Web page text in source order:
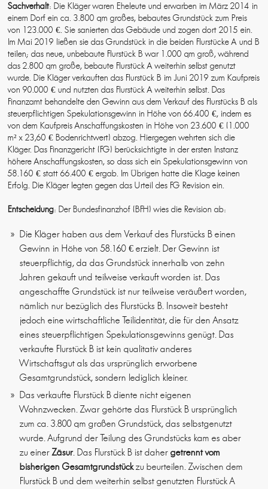
Sachverhalt: Die Kläger waren Eheleute und erwarben im März 2014 in
einem Dorf ein ca. 3.800 qm großes, bebautes Grundstück zum Preis
von 123.000 €. Sie sanierten das Gebäude und zogen dort 2015 ein.
Im Mai 2019 ließen sie das Grundstück in die beiden Flurstücke A und B
teilen; das neue, unbebaute Flurstück B war 1.000 qm groß, während
das 2.800 qm große, bebaute Flurstück A weiterhin selbst genutzt
wurde. Die Kläger verkauften das Flurstück B im Juni 2019 zum Kaufpreis
von 90.000 € und nutzten das Flurstück A weiterhin selbst. Das
Finanzamt behandelte den Gewinn aus dem Verkauf des Flurstücks B als
steuerpflichtigen Spekulationsgewinn in Höhe von 66.400 €, indem es
von dem Kaufpreis Anschaffungskosten in Höhe von 23.600 € (1.000
m² x 23,60 € Bodenrichtwert) abzog. Hiergegen wehrten sich die
Kläger. Das Finanzgericht (FG) berücksichtigte in der ersten Instanz
höhere Anschaffungskosten, so dass sich ein Spekulationsgewinn von
58.160 € statt 66.400 € ergab. Im Übrigen hatte die Klage keinen
Erfolg. Die Kläger legten gegen das Urteil des FG Revision ein.
Entscheidung: Der Bundesfinanzhof (BFH) wies die Revision ab:
Die Kläger haben aus dem Verkauf des Flurstücks B einen
Gewinn in Höhe von 58.160 € erzielt. Der Gewinn ist
steuerpflichtig, da das Grundstück innerhalb von zehn
Jahren gekauft und teilweise verkauft worden ist. Das
angeschaffte Grundstück ist nur teilweise veräußert worden,
nämlich nur bezüglich des Flurstücks B. Insoweit besteht
jedoch eine wirtschaftliche Teilidentität, die für den Ansatz
eines steuerpflichtigen Spekulationsgewinns genügt. Das
verkaufte Flurstück B ist kein qualitativ anderes
Wirtschaftsgut als das ursprünglich erworbene
Gesamtgrundstück, sondern lediglich kleiner.
Das verkaufte Flurstück B diente nicht eigenen
Wohnzwecken. Zwar gehörte das Flurstück B ursprünglich
zum ca. 3.800 qm großen Grundstück, das selbstgenutzt
wurde. Aufgrund der Teilung des Grundstücks kam es aber
zu einerZäsur. Das Flurstück B ist dahergetrennt vom
bisherigen Gesamtgrundstückzu beurteilen. Zwischen dem
Flurstück B und dem weiterhin selbst genutzten Flurstück A